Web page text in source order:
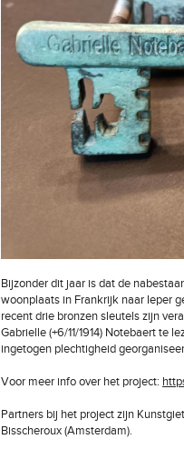
Bijzonder dit jaar is dat de
woonplaats in Frankrijk naar Ieper
recent drie bronzen sleutels zijn
Gabrielle (+6/11/1914) Notebaert te
ingetogen plechtigheid
Voor meer info over het project:
Partners bij het project zijn
Bisscheroux (Amsterdam).